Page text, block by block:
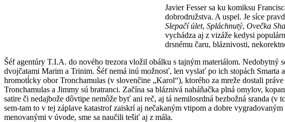
Javier Fesser sa ku komiksu
dobrodružstva. A uspel. Je síce
Slepačí úlet, Spláchnutý, Ovečka
vychádza aj z vizáže kedysi
drsnému čaru, bláznivosti,
Šéf agentúry T.I.A. do nového trezora vložil obálku s tajným materiálom. Nedobytný
dvojčatami Marim a Trinim. Šéf nemá inú možnosť, len vyslať po ich stopách Smarta
hromotĺcky obor Tronchamulas (v slovenčine „Karol“), ktorého za mreže dostali
Tronchamulas a Jimmy sú bratranci. Začína sa bláznivá naháňačka plná omylov,
satire či nedajbože dôvtipe nemôže byť ani reč, aj tá nemilosrdná bezbožná sranda
sem-tam to v tej záplave katastrof zaiskrí aj nečakaným vtipom a dobre
menovanými v úvode, sme sa naučili tešiť aj z mála.